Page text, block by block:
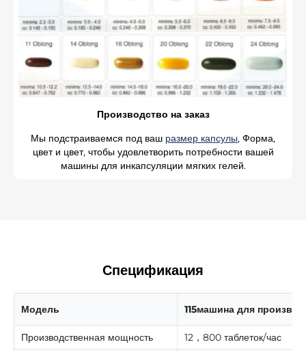
Производство на заказ
Мы подстраиваемся под ваш размер капсулы, Форма,
цвет и цвет, чтобы удовлетворить потребности вашей
машины для инкапсуляции мягких гелей.
Спецификация
Модель 115машина для
Производственная мощность
12，800 таблеток/час